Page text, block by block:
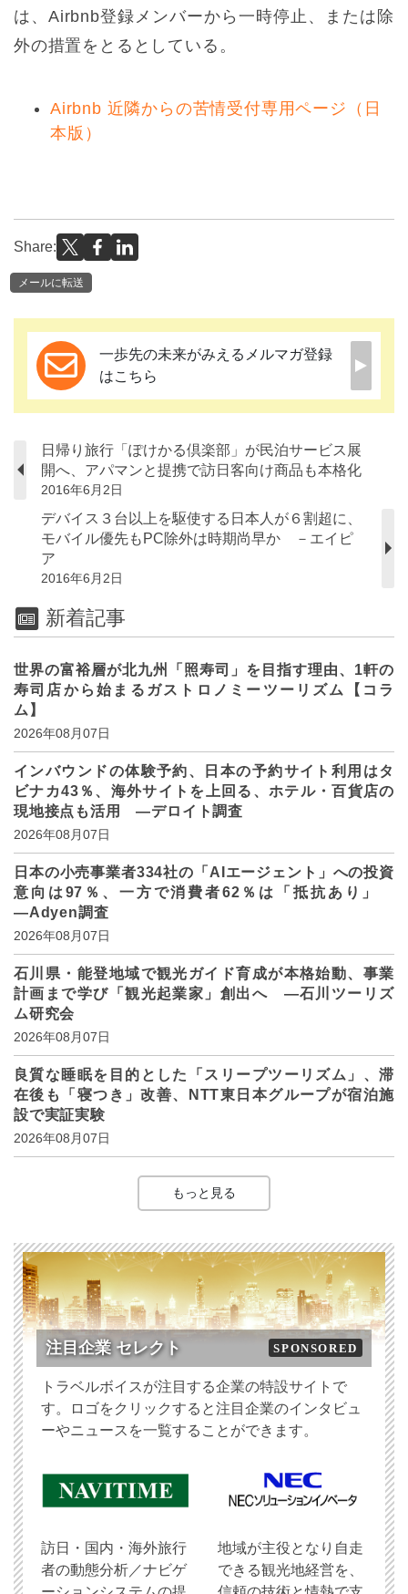
は、Airbnb登録メンバーから一時停止、または除
外の措置をとるとしている。
Airbnb 近隣からの苦情受付専用ページ（日
本版）
Share:
メールに転送
一歩先の未来がみえるメルマガ登録
はこちら
日帰り旅行「ぽけかる倶楽部」が民泊サービス展
開へ、アパマンと提携で訪日客向け商品も本格化
2016年6月2日
デバイス３台以上を駆使する日本人が６割超に、
モバイル優先もPC除外は時期尚早か －エイピ
ア
2016年6月2日
新着記事
世界の富裕層が北九州「照寿司」を目指す理由、1軒の
寿司店から始まるガストロノミーツーリズム【コラ
ム】
2026年08月07日
インバウンドの体験予約、日本の予約サイト利用はタ
ビナカ43％、海外サイトを上回る、ホテル・百貨店の
現地接点も活用 ―デロイト調査
2026年08月07日
日本の小売事業者334社の「AIエージェント」への投資
意向は97％、一方で消費者62％は「抵抗あり」
―Adyen調査
2026年08月07日
石川県・能登地域で観光ガイド育成が本格始動、事業
計画まで学び「観光起業家」創出へ ―石川ツーリズ
ム研究会
2026年08月07日
良質な睡眠を目的とした「スリープツーリズム」、滞
在後も「寝つき」改善、NTT東日本グループが宿泊施
設で実証実験
2026年08月07日
もっと見る
注目企業 セレクト SPONSORED
トラベルボイスが注目する企業の特設サイトで
す。ロゴをクリックすると注目企業のインタビュ
ーやニュースを一覧することができます。
訪日・国内・海外旅行
者の動態分析／ナビゲ
地域が主役となり自走
できる観光地経営を、